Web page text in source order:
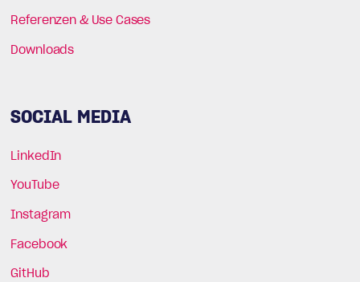
Referenzen & Use Cases
Downloads
SOCIAL MEDIA
LinkedIn
YouTube
Instagram
Facebook
GitHub